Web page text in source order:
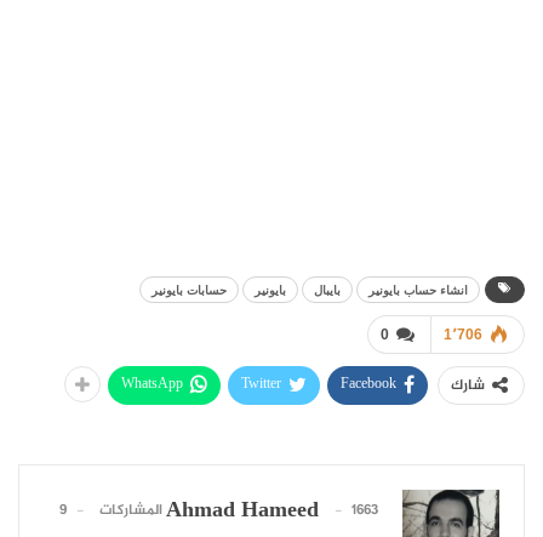
انشاء حساب بايونير بايبال بايونير حسابات بايونير
0 1٬706
شارك Facebook
Twitter
WhatsApp
Ahmad Hameed 1663 المشاركات
9